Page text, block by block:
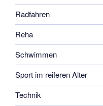
Radfahren
Reha
Schwimmen
Sport im reiferen Alter
Technik